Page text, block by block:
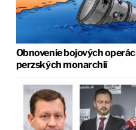
Obnovenie bojových
perzských monarchií